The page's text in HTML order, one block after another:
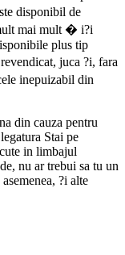
disponibil de
mai mult � i?i
plus tip
juca ?i, fara
inepuizabil din
din cauza pentru
Stai pe
in limbajul
nu ar trebui sa tu un
?i alte